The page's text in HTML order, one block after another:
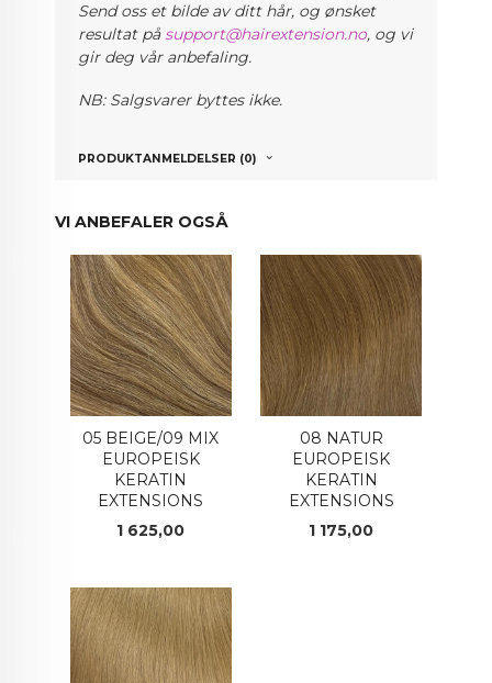
Send oss et bilde av ditt hår, og ønsket
resultat på support@hairextension.no, og vi
gir deg vår anbefaling.
NB: Salgsvarer byttes ikke.
PRODUKTANMELDELSER (0)
VI ANBEFALER OGSÅ
05 BEIGE/09 MIX
EUROPEISK
KERATIN
EXTENSIONS
Pris
1 625,00
08 NATUR
EUROPEISK
KERATIN
EXTENSIONS
Pris
1 175,00